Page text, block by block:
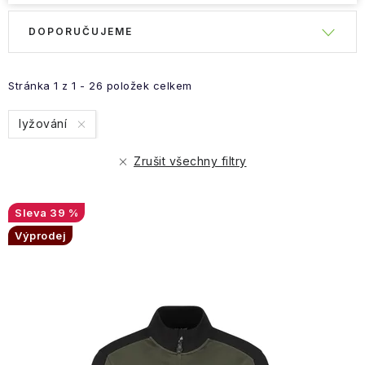
p
i
s
o
d
u
Stránka 1 z 1 - 26 položek celkem
e
n
í
o
d
u
DOPORUČUJEME
lyžování
Zrušit všechny filtry
39 %
Výprodej